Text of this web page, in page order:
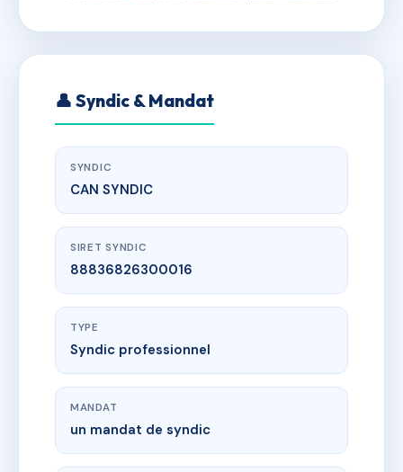
👤 Syndic & Mandat
SYNDIC
CAN SYNDIC
SIRET SYNDIC
88836826300016
TYPE
Syndic professionnel
MANDAT
un mandat de syndic